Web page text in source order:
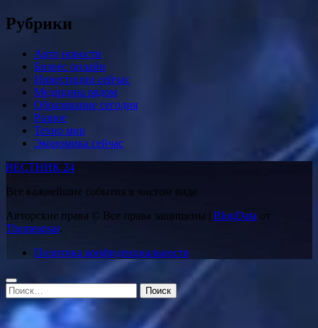
Рубрики
Авто новости
Бизнес онлайн
Инвестиции сейчас
Медицина рядом
Образование сегодня
Разное
Техно мир
Экономика сейчас
ВЕСТНИК 24
Все важнейшие события в чистом виде
Авторские права © Все права защищены | BlogData от
Themeansar.
Политика конфиденциальности
Найти: